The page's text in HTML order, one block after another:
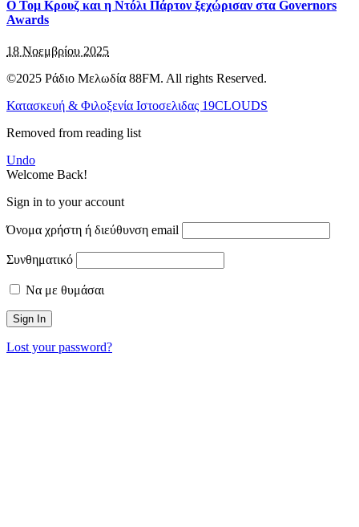
Ο Τομ Κρουζ και η Ντόλι Πάρτον ξεχώρισαν στα Governors
Awards
18 Νοεμβρίου 2025
©2025 Ράδιο Μελωδία 88FM. All rights Reserved.
Κατασκευή & Φιλοξενία Ιστοσελιδας 19CLOUDS
Removed from reading list
Undo
Welcome Back!
Sign in to your account
Όνομα χρήστη ή διεύθυνση email
Συνθηματικό
Να με θυμάσαι
Lost your password?